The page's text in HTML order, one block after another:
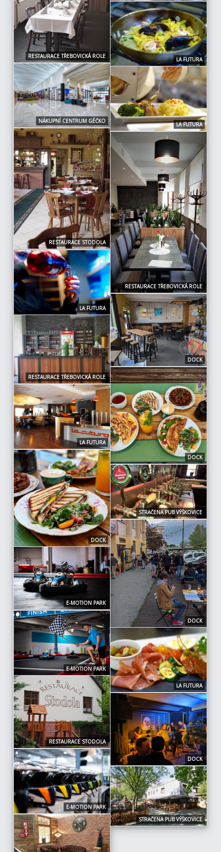
RESTAURACE TŘEBOVICKÁ ROLE LA FUTURA
NÁKUPNÍ CENTRUM GÉČKO LA FUTURA
RESTAURACE STODOLA
RESTAURACE TŘEBOVICKÁ ROLE
LA FUTURA
DOCK
RESTAURACE TŘEBOVICKÁ ROLE
DOCK
LA FUTURA
DOCK
STRAČENA PUB VÝŠKOVICE
DOCK
E-MOTION PARK
E-MOTION PARK
LA FUTURA
RESTAURACE STODOLA
DOCK
E-MOTION PARK
STRAČENA PUB VÝŠKOVICE